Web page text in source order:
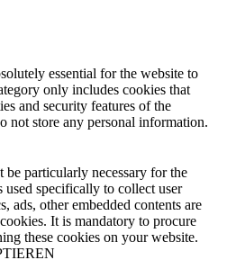
essential for the website to
only includes cookies that
and security features of the
not store any personal information.
particularly necessary for the
specifically to collect user
ads, other embedded contents are
It is mandatory to procure
these cookies on your website.